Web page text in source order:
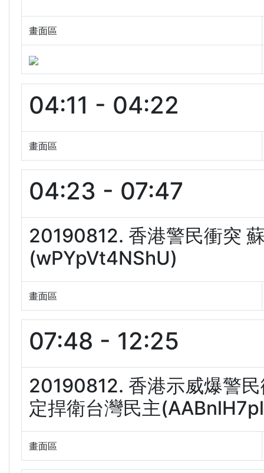
畫面區
04:11 - 04:22
畫面區
04:23 - 07:47
20190812. 香港警民衝突
(wPYpVt4NShU)
畫面區
07:48 - 12:25
20190812. 香港示威爆警
定捍衛台灣民主
畫面區